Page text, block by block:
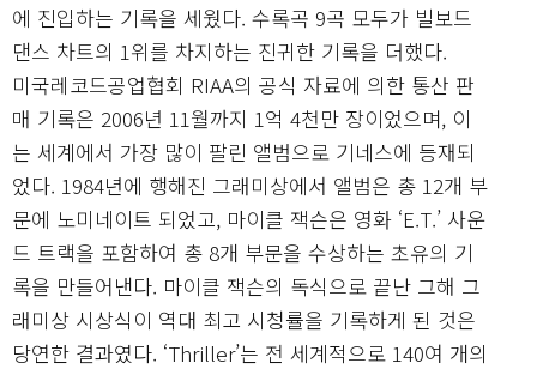
에 진입하는 기록을 세웠다. 수록곡 9곡 모두가 빌보드
댄스 차트의 1위를 차지하는 진귀한 기록을 더했다.
미국레코드공업협회 RIAA의 공식 자료에 의한 통산 판
매 기록은 2006년 11월까지 1억 4천만 장이었으며, 이
는 세계에서 가장 많이 팔린 앨범으로 기네스에 등재되
었다. 1984년에 행해진 그래미상에서 앨범은 총 12개 부
문에 노미네이트 되었고, 마이클 잭슨은 영화 ‘E.T.’ 사운
드 트랙을 포함하여 총 8개 부문을 수상하는 초유의 기
록을 만들어낸다. 마이클 잭슨의 독식으로 끝난 그해 그
래미상 시상식이 역대 최고 시청률을 기록하게 된 것은
당연한 결과였다. ‘Thriller’는 전 세계적으로 140여 개의